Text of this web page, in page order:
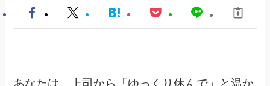
あなたは、上司から「ゆっくり休んで」と温か